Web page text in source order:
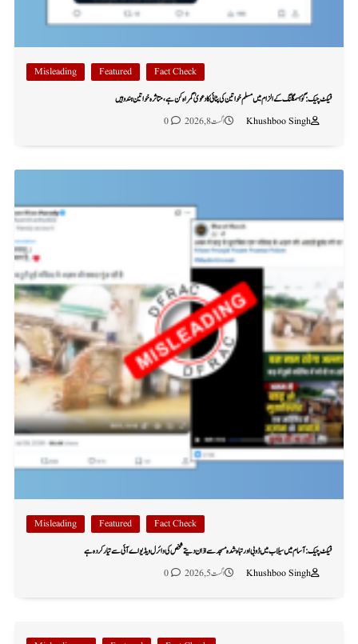
Fact Check
Featured
Misleading
فیکٹ چیک: گؤ اسمگلنگ کے الزام میں مسلم خواتین کی پٹائی کا دعویٰ گمراہ کن ہے، متاثرہ خواتین ہندو ہیں
Khushboo Singh
اگست 8, 2026 0
Fact Check
Featured
Misleading
فیکٹ چیک: آسام میں سیلاب میں ڈوبی اور تباہ شدہ مسجد سے اذان دیتے شخص کی وائرل ویڈیو اے آئی سے تیار کردہ ہے
Khushboo Singh
اگست 5, 2026 0